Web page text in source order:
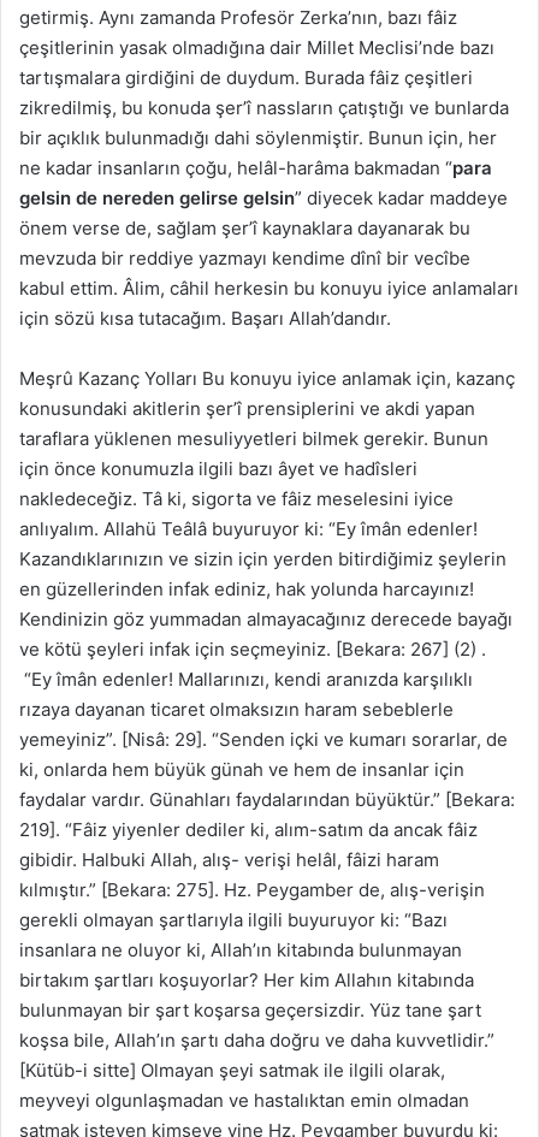
getirmiş. Aynı zamanda Profesör Zerka’nın, bazı fâiz
çeşitlerinin yasak olmadığına dair Millet Meclisi’nde bazı
tartışmalara girdiğini de duydum. Burada fâiz çeşitleri
zikredilmiş, bu konuda şer’î nassların çatıştığı ve bunlarda
bir açıklık bulunmadığı dahi söylenmiştir. Bunun için, her
ne kadar insanların çoğu, helâl-harâma bakmadan “para
gelsin de nereden gelirse gelsin” diyecek kadar maddeye
önem verse de, sağlam şer’î kaynaklara dayanarak bu
mevzuda bir reddiye yazmayı kendime dînî bir vecîbe
kabul ettim. Âlim, câhil herkesin bu konuyu iyice anlamaları
için sözü kısa tutacağım. Başarı Allah’dandır.
Meşrû Kazanç Yolları Bu konuyu iyice anlamak için, kazanç
konusundaki akitlerin şer’î prensiplerini ve akdi yapan
taraflara yüklenen mesuliyyetleri bilmek gerekir. Bunun
için önce konumuzla ilgili bazı âyet ve hadîsleri
nakledeceğiz. Tâ ki, sigorta ve fâiz meselesini iyice
anlıyalım. Allahü Teâlâ buyuruyor ki: “Ey îmân edenler!
Kazandıklarınızın ve sizin için yerden bitirdiğimiz şeylerin
en güzellerinden infak ediniz, hak yolunda harcayınız!
Kendinizin göz yummadan almayacağınız derecede bayağı
ve kötü şeyleri infak için seçmeyiniz. [Bekara: 267] (2) .
“Ey îmân edenler! Mallarınızı, kendi aranızda karşılıklı
rızaya dayanan ticaret olmaksızın haram sebeblerle
yemeyiniz”. [Nisâ: 29]. “Senden içki ve kumarı sorarlar, de
ki, onlarda hem büyük günah ve hem de insanlar için
faydalar vardır. Günahları faydalarından büyüktür.” [Bekara:
219]. “Fâiz yiyenler dediler ki, alım-satım da ancak fâiz
gibidir. Halbuki Allah, alış- verişi helâl, fâizi haram
kılmıştır.” [Bekara: 275]. Hz. Peygamber de, alış-verişin
gerekli olmayan şartlarıyla ilgili buyuruyor ki: “Bazı
insanlara ne oluyor ki, Allah’ın kitabında bulunmayan
birtakım şartları koşuyorlar? Her kim Allahın kitabında
bulunmayan bir şart koşarsa geçersizdir. Yüz tane şart
koşsa bile, Allah’ın şartı daha doğru ve daha kuvvetlidir.”
[Kütüb-i sitte] Olmayan şeyi satmak ile ilgili olarak,
meyveyi olgunlaşmadan ve hastalıktan emin olmadan
satmak isteyen kimseye yine Hz. Peygamber buyurdu ki: